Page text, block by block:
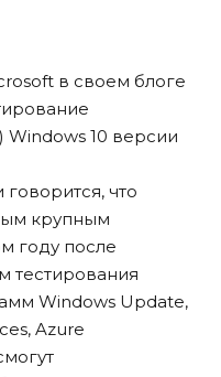
в своем блоге
10 версии
что
крупным
году после
тестирования
Windows Update,
Azure